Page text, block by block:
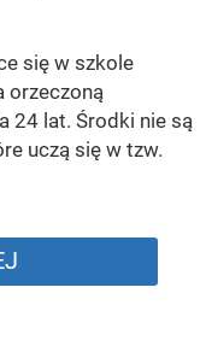
się w szkole
orzeczoną
24 lat. Środki nie są
uczą się w tzw.